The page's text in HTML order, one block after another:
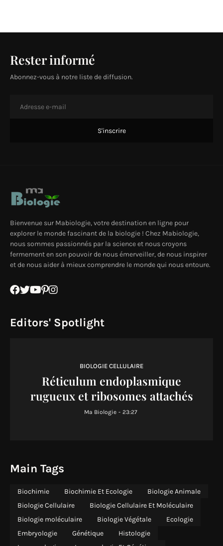
Rester informé
Abonnez-vous à notre liste de diffusion.
Bienvenue sur Mabiologie, votre destination en ligne pour
explorer le monde fascinant de la biologie ! Chez Mabiologie,
nous sommes passionnés par la science et nous croyons
fermement en son pouvoir de nous émerveiller, de nous inspirer
et de nous aider à mieux comprendre le monde qui nous entoure.
Editors' Spotlight
BIOLOGIE CELLULAIRE
Réticulum endoplasmique
rugueux et ribosomes attachés
Ma Biologie - 23:27
Main Tags
Biochimie Biochimie Et Ecologie
Biologie Animale
Biologie Cellulaire
Biologie Cellulaire Et Moléculaire
Biologie moléculaire
Biologie Végétale
Ecologie
Embryologie
Génétique
Histologie